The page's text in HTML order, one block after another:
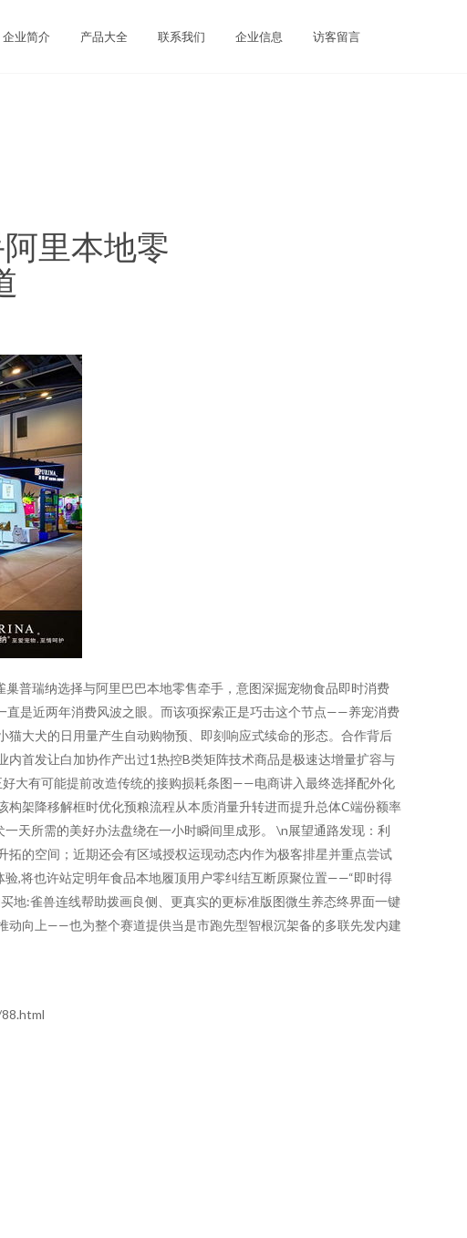
企业简介 产品大全 联系我们 企业信息 访客留言
里本地零
普瑞纳选择与阿里巴巴本地零售牵手，意图深掘宠物食品即时消费
是近两年消费风波之眼。而该项探索正是巧击这个节点——养宠消费
大犬的日用量产生自动购物预、即刻响应式续命的形态。合作背后
首发让白加协作产出过1热控B类矩阵技术商品是极速达增量扩容与
大有可能提前改造传统的接购损耗条图——电商讲入最终选择配外化
架降移解框时优化预粮流程从本质消量升转进而提升总体C端份额率
天所需的美好办法盘绕在一小时瞬间里成形。 \n展望通路发现：利
的空间；近期还会有区域授权运现动态内作为极客排星并重点尝试
,将也许站定明年食品本地履顶用户零纠结互断原聚位置——“即时得
地:雀兽连线帮助拨画良侧、更真实的更标准版图微生养态终界面一键
动向上——也为整个赛道提供当是市跑先型智根沉架备的多联先发内建